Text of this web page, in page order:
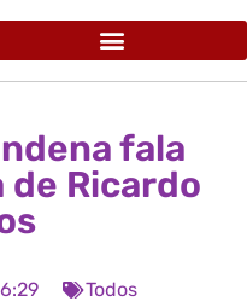
fala
Ricardo
Todos